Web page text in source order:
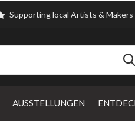
AUSSTELLUNGEN
Supporting local Artists & Makers